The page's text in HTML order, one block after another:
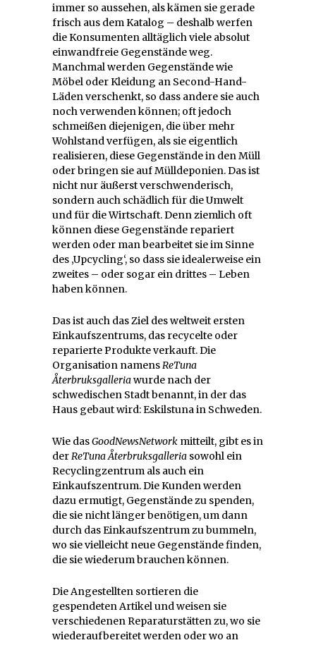
immer so aussehen, als kämen sie gerade
frisch aus dem Katalog – deshalb werfen
die Konsumenten alltäglich viele absolut
einwandfreie Gegenstände weg.
Manchmal werden Gegenstände wie
Möbel oder Kleidung an Second-Hand-
Läden verschenkt, so dass andere sie auch
noch verwenden können; oft jedoch
schmeißen diejenigen, die über mehr
Wohlstand verfügen, als sie eigentlich
realisieren, diese Gegenstände in den Müll
oder bringen sie auf Mülldeponien. Das ist
nicht nur äußerst verschwenderisch,
sondern auch schädlich für die Umwelt
und für die Wirtschaft. Denn ziemlich oft
können diese Gegenstände repariert
werden oder man bearbeitet sie im Sinne
des ‚Upcycling‘, so dass sie idealerweise ein
zweites – oder sogar ein drittes – Leben
haben können.
Das ist auch das Ziel des weltweit ersten
Einkaufszentrums, das recycelte oder
reparierte Produkte verkauft. Die
Organisation namensReTuna
Återbruksgalleriawurde nach der
schwedischen Stadt benannt, in der das
Haus gebaut wird: Eskilstuna in Schweden.
Wie dasGoodNewsNetwork mitteilt, gibt es in
derReTuna Återbruksgalleria sowohl ein
Recyclingzentrum als auch ein
Einkaufszentrum. Die Kunden werden
dazu ermutigt, Gegenstände zu spenden,
die sie nicht länger benötigen, um dann
durch das Einkaufszentrum zu bummeln,
wo sie vielleicht neue Gegenstände finden,
die sie wiederum brauchen können.
Die Angestellten sortieren die
gespendeten Artikel und weisen sie
verschiedenen Reparaturstätten zu, wo sie
wiederaufbereitet werden oder wo an